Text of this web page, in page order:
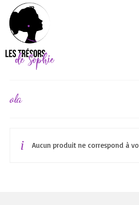
ola
Aucun produit ne correspond à